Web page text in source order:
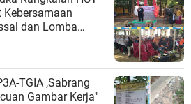
Kebersamaan
dan Lomba
TGIA ,Sabrang
Gambar Kerja"